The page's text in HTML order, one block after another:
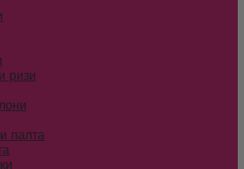
ризи
палта